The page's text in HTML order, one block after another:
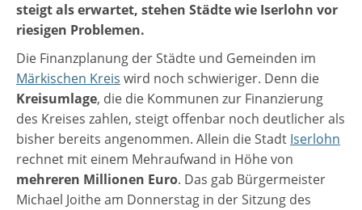
steigt als erwartet, stehen Städte wie Iserlohn vor
riesigen Problemen.
Die Finanzplanung der Städte und Gemeinden im
Märkischen Kreis wird noch schwieriger. Denn die
Kreisumlage, die die Kommunen zur Finanzierung
des Kreises zahlen, steigt offenbar noch deutlicher als
bisher bereits angenommen. Allein die Stadt Iserlohn
rechnet mit einem Mehraufwand in Höhe von
mehreren Millionen Euro. Das gab Bürgermeister
Michael Joithe am Donnerstag in der Sitzung des